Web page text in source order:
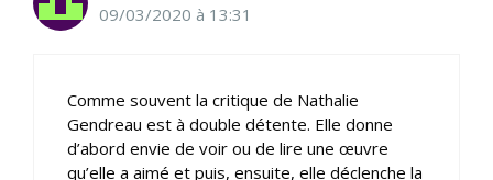
09/03/2020 à 13:31
Comme souvent la critique de Nathalie
Gendreau est à double détente. Elle donne
d’abord envie de voir ou de lire une œuvre
qu’elle a aimé et puis, ensuite, elle déclenche la